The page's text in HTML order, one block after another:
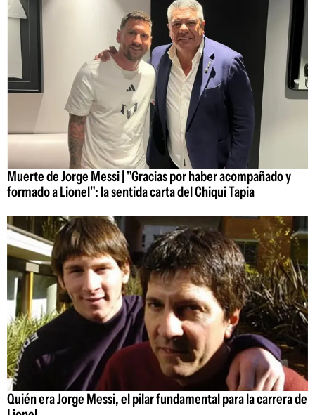
Muerte de Jorge Messi | "Gracias por haber acompañado y
formado a Lionel": la sentida carta del Chiqui Tapia
Quién era Jorge Messi, el pilar fundamental para la carrera de